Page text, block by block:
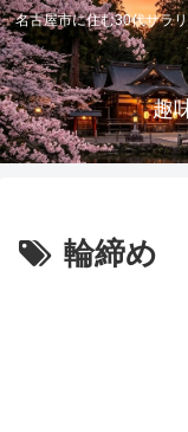
名古屋市に住む30代サラ
趣
輪締め